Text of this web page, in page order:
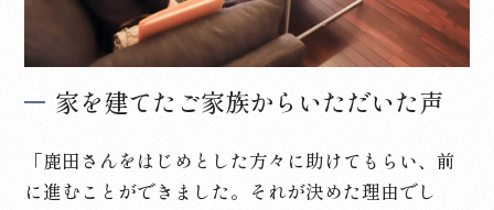
家を建てたご家族からいただいた声
「鹿田さんをはじめとした方々に助けてもらい、前
に進むことができました。それが決めた理由でし